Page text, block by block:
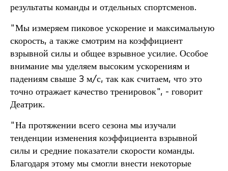
результаты команды и отдельных спортсменов.
"Мы измеряем пиковое ускорение и максимальную
скорость, а также смотрим на коэффициент
взрывной силы и общее взрывное усилие. Особое
внимание мы уделяем высоким ускорениям и
падениям свыше 3 м/с, так как считаем, что это
точно отражает качество тренировок", - говорит
Деатрик.
"На протяжении всего сезона мы изучали
тенденции изменения коэффициента взрывной
силы и средние показатели скорости команды.
Благодаря этому мы смогли внести некоторые